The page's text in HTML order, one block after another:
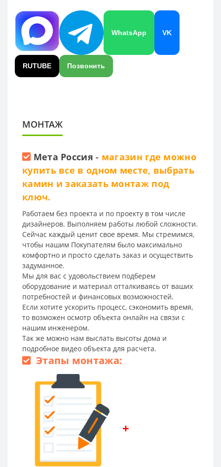
WhatsApp VK
RUTUBE Позвонить
МОНТАЖ
Мета Россия - магазин где можно
купить все в одном месте, выбрать
камин и заказать монтаж под
ключ.
Работаем без проекта и по проекту в том числе
дизайнеров. Выполняем работы любой сложности.
Сейчас каждый ценит свое время. Мы стремимся,
чтобы нашим Покупателям было максимально
комфортно и просто сделать заказ и осуществить
задуманное.
Мы для вас с удовольствием подберем
оборудование и материал отталкиваясь от ваших
потребностей и финансовых возможностей.
Если хотите ускорить процесс, сэкономить время,
то возможен осмотр объекта онлайн на связи с
нашим инженером.
Так же можно нам выслать высоты дома и
подробное видео объекта для расчета.
Этапы монтажа:
+